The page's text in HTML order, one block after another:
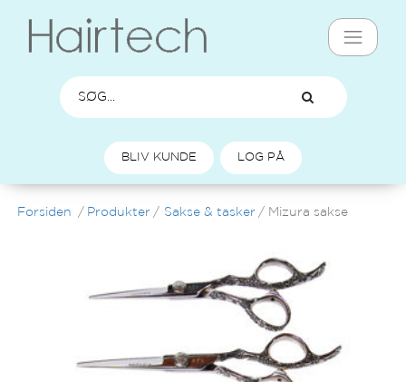
BLIV KUNDE LOG PÅ
Forsiden / Produkter / Sakse & tasker / Mizura sakse